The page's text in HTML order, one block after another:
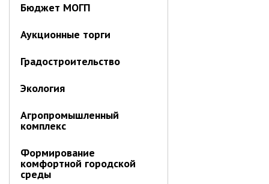
СВО
Бюджет МОГП
Аукционные торги
Градостроительство
Экология
Агропромышленный
комплекс
Формирование
комфортной городской
среды